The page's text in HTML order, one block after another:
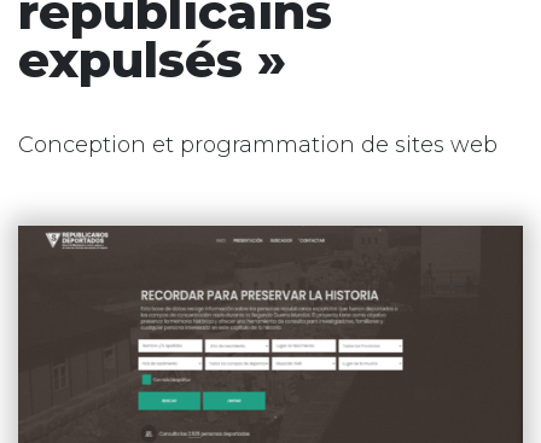
expulsés »
Conception et programmation de sites web